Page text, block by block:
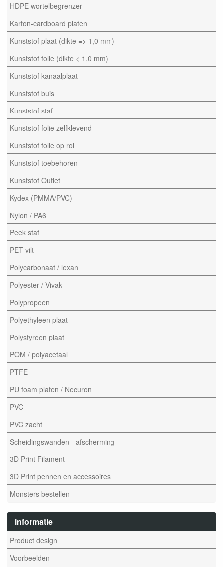
HDPE wortelbegrenzer
Karton-cardboard platen
Kunststof plaat (dikte => 1,0 mm)
Kunststof folie (dikte < 1,0 mm)
Kunststof kanaalplaat
Kunststof buis
Kunststof staf
Kunststof folie zelfklevend
Kunststof folie op rol
Kunststof toebehoren
Kunststof Outlet
Kydex (PMMA/PVC)
Nylon / PA6
Peek staf
PET-vilt
Polycarbonaat / lexan
Polyester / Vivak
Polypropeen
Polyethyleen plaat
Polystyreen plaat
POM / polyacetaal
PTFE
PU foam platen / Necuron
PVC
PVC zacht
Scheidingswanden - afscherming
3D Print Filament
3D Print pennen en accessoires
Monsters bestellen
informatie
Product design
Voorbeelden